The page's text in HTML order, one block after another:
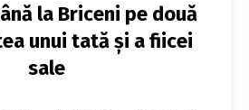
la Briceni pe două
unui tată și a fiicei
sale